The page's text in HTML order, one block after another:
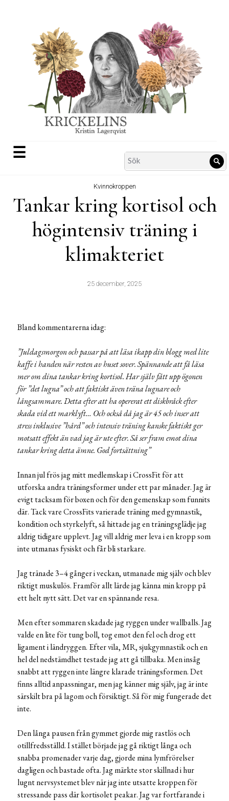
☰
Search
for:
Kvinnokroppen
Tankar kring kortisol och
högintensiv träning i
klimakteriet
25 december, 2025
Bland kommentarerna idag:
”Juldagsmorgon och passar på att läsa ikapp din blogg med lite
kaffe i handen när resten av huset sover. Spännande att få läsa
mer om dina tankar kring kortisol. Har själv fått upp ögonen
för ”det lugna” och att faktiskt även träna lugnare och
långsammare. Detta efter att ha opererat ett diskbråck efter
skada vid ett marklyft… Och också då jag är 45 och inser att
stress inklusive ”hård” och intensiv träning kanske faktiskt ger
motsatt effekt än vad jag är ute efter. Så ser fram emot dina
tankar kring detta ämne. God fortsättning”
Innan jul frös jag mitt medlemskap i CrossFit för att
utforska andra träningsformer under ett par månader. Jag är
evigt tacksam för boxen och för den gemenskap som funnits
där. Tack vare CrossFits varierade träning med gymnastik,
kondition och styrkelyft, så hittade jag en träningsglädje jag
aldrig tidigare upplevt. Jag vill aldrig mer leva i en kropp som
inte utmanas fysiskt och får bli starkare.
Jag tränade 3–4 gånger i veckan, utmanade mig själv och blev
riktigt muskulös. Framför allt lärde jag känna min kropp på
ett helt nytt sätt. Det var en spännande resa.
Men efter sommaren skadade jag ryggen under wallballs. Jag
valde en lite för tung boll, tog emot den fel och drog ett
ligament i ländryggen. Efter vila, MR, sjukgymnastik och en
hel del nedstämdhet testade jag att gå tillbaka. Men insåg
snabbt att ryggen inte längre klarade träningsformen. Det
finns alltid anpassningar, men jag känner mig själv, jag är inte
särskilt bra på lagom och försiktigt. Så för mig fungerade det
inte.
Den långa pausen från gymmet gjorde mig rastlös och
otillfredsställd. I stället började jag gå riktigt långa och
snabba promenader varje dag, gjorde mina lymfrörelser
dagligen och bastade ofta. Jag märkte stor skillnad i hur
lugnt nervsystemet blev när jag inte utsatte kroppen för
stressande pass där kortisolet peakar. Jag var fortfarande i